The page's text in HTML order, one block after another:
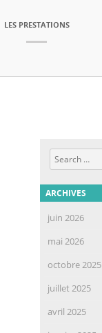
LES PRESTATIONS
Search
ARCHIVES
juin 2026
mai 2026
octobre 2025
juillet 2025
avril 2025